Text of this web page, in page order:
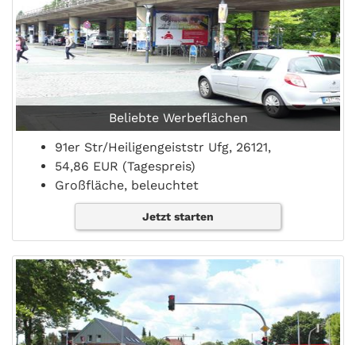
Beliebte Werbeflächen
91er Str/Heiligengeiststr Ufg, 26121,
54,86 EUR (Tagespreis)
Großfläche, beleuchtet
Jetzt starten